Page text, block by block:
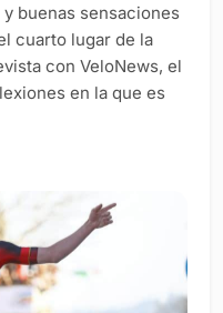
buenas sensaciones
cuarto lugar de la
con VeloNews, el
en la que es